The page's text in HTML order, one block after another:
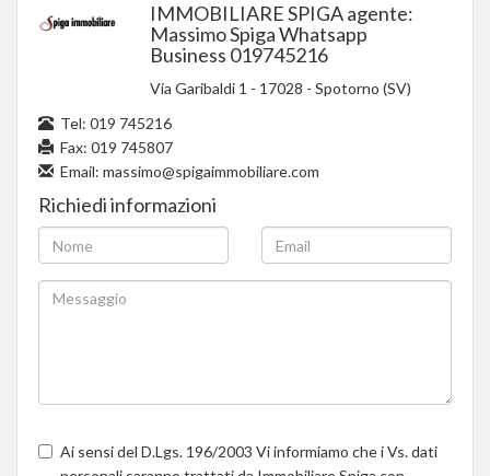
IMMOBILIARE SPIGA agente:
Massimo Spiga Whatsapp
Business 019745216
Via Garibaldi 1 - 17028 - Spotorno (SV)
Tel: 019 745216
Fax: 019 745807
Email: massimo@spigaimmobiliare.com
Richiedi informazioni
Ai sensi del D.Lgs. 196/2003 Vi informiamo che i Vs. dati